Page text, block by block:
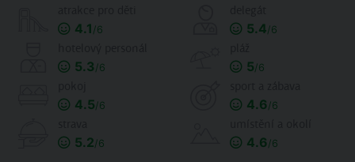
4.1 /6 5.4/6
5.3/6 5/6
4.5/6 4.6/6
5.2/6 4.6/6